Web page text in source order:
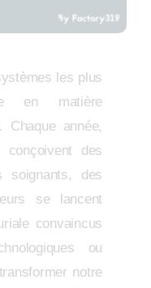
les plus
en matière
Chaque année,
des
soignants, des
se lancent
convaincus
ou
notre